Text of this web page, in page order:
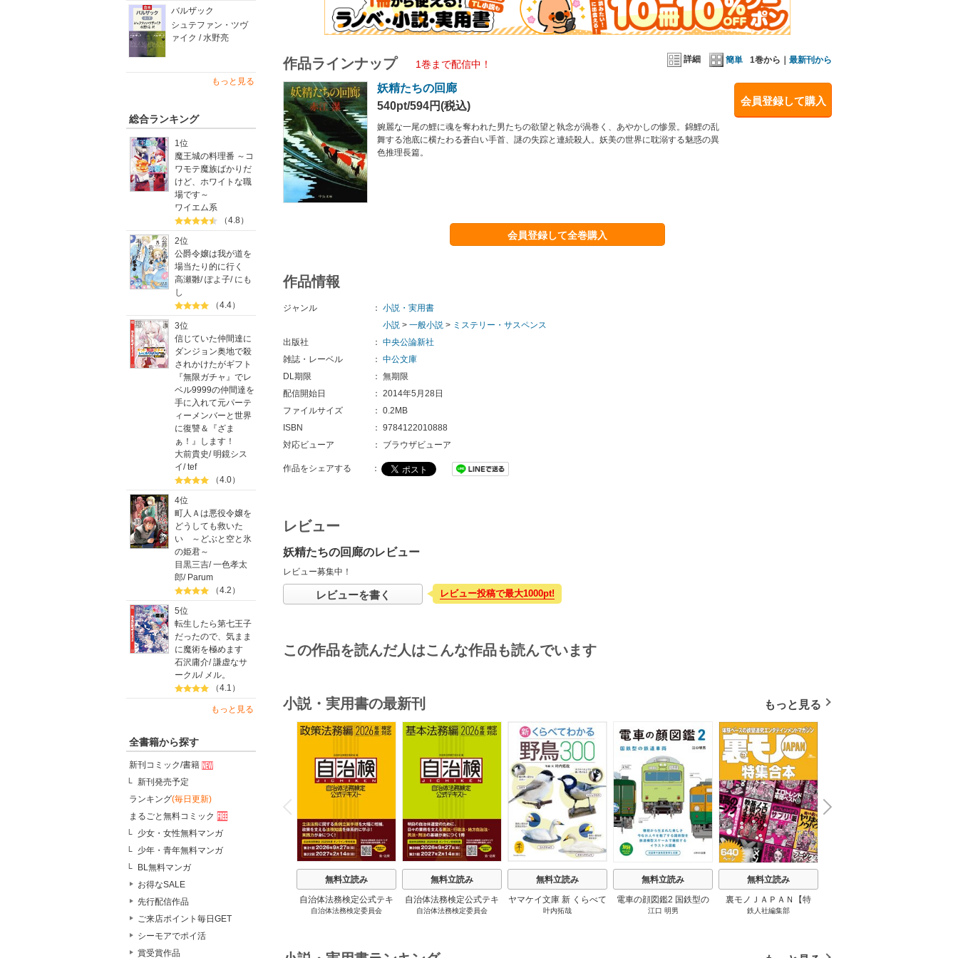
バルザック
シュテファン・ツヴ
ァイク / 水野亮
もっと見る
総合ランキング
1位
魔王城の料理番 ～コ
ワモテ魔族ばかりだ
けど、ホワイトな職
場です～
ワイエム系
（4.8）
2位
公爵令嬢は我が道を
場当たり的に行く
高瀬雛/ぽよ子/ にも
し
（4.4）
3位
信じていた仲間達に
ダンジョン奥地で殺
されかけたがギフト
『無限ガチャ』でレ
ベル9999の仲間達を
手に入れて元パーテ
ィーメンバーと世界
に復讐＆『ざま
ぁ！』します！
大前貴史/明鏡シス
イ/tef
（4.0）
4位
町人Ａは悪役令嬢を
どうしても救いた
い ～どぶと空と氷
の姫君～
目黒三吉/一色孝太
郎/ Parum
（4.2）
5位
転生したら第七王子
だったので、気まま
に魔術を極めます
石沢庸介/謙虚なサ
ークル/ メル。
（4.1）
もっと見る
全書籍から探す
新刊コミック/書籍
新刊発売予定
ランキング(毎日更新)
まるごと無料コミック
少女・女性無料マンガ
少年・青年無料マンガ
BL無料マンガ
お得なSALE
先行配信作品
ご来店ポイント毎日GET
シーモアでポイ活
賞受賞作品
詳細 簡単 1巻から｜ 最新刊から
作品ラインナップ 1巻まで配信中！
会員登録して購入
妖精たちの回廊
540pt/594円(税込)
婉麗な一尾の鯉に魂を奪われた男たちの欲望と執念が渦巻く、あやかしの惨景。錦鯉の乱
舞する池底に横たわる蒼白い手首、謎の失踪と連続殺人。妖美の世界に耽溺する魅惑の異
色推理長篇。
会員登録して全巻購入
作品情報
ジャンル ： 小説・実用書
小説 > 一般小説 > ミステリー・サスペンス
出版社
： 中央公論新社
雑誌・レーベル
： 中公文庫
DL期限
： 無期限
配信開始日
： 2014年5月28日
ファイルサイズ
： 0.2MB
ISBN
： 9784122010888
対応ビューア
： ブラウザビューア
作品をシェアする ：
レビュー
妖精たちの回廊のレビュー
レビュー募集中！
レビューを書く レビュー投稿で最大1000pt!
この作品を読んだ人はこんな作品も読んでいます
小説・実用書の最新刊 もっと見る
P
r
e
i
o
u
s
無料立読み
自治体法務検定公式テキ
スト 政策法務編 ２０
自治体法務検定委員会
無料立読み
自治体法務検定公式テキ
スト 基本法務編 ２０
自治体法務検定委員会
無料立読み
ヤマケイ文庫 新 くらべて
わかる野鳥300 1巻
叶内拓哉
無料立読み
電車の顔図鑑2 国鉄型の
鉄道車両 1巻
江口 明男
無料立読み
裏モノＪＡＰＡＮ【特
集】★超ボリューム版６
鉄人社編集部
N
e
x
t